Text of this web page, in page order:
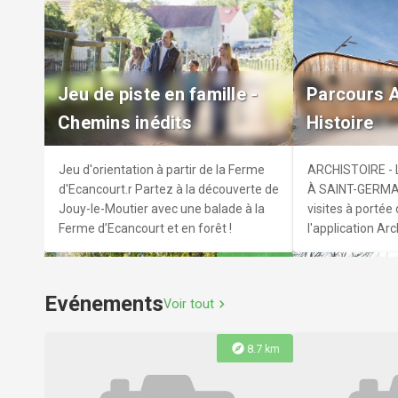
Eglise Saint-Martin
L'église de Saint-Martin est classé
"Monuments Historique" en 1930. r La
comtesse de Talleyrand-Périgord offre
à la paroisse une chaire en chêne qui
sera modifiée en grand lutrin. Les
anciens panneaux de la chaire sont aux
pieds de ce dernier.
Église
Nativité
Découvrez
travers son
riche héritage
Jeu de piste en famille -
Chemins inédits
Jeu d'orientation à partir de la Ferme
d'Ecancourt.r Partez à la découverte de
Jouy-le-Moutier avec une balade à la
Ferme d’Ecancourt et en forêt !
Parcours
Histoire
ARCHISTOIRE -
À SAINT-
visites à portée
l'application
Panneau
EvénementsVoir tout chevron_right
explore 8.7 km